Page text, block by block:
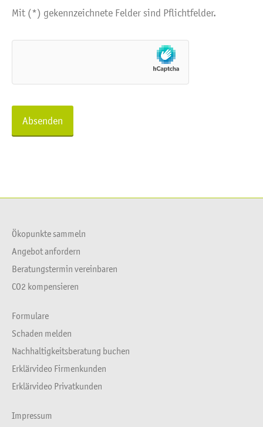
Mit (*) gekennzeichnete Felder sind Pflichtfelder.
Absenden
Ökopunkte sammeln
Angebot anfordern
Beratungstermin vereinbaren
CO2 kompensieren
Formulare
Schaden melden
Nachhaltigkeitsberatung buchen
Erklärvideo Firmenkunden
Erklärvideo Privatkunden
Impressum